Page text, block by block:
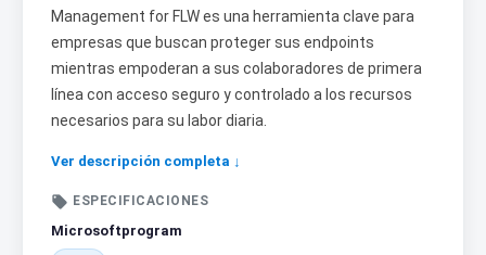
Management for FLW es una herramienta clave para
empresas que buscan proteger sus endpoints
mientras empoderan a sus colaboradores de primera
línea con acceso seguro y controlado a los recursos
necesarios para su labor diaria.
Ver descripción completa ↓
 ESPECIFICACIONES
Microsoftprogram